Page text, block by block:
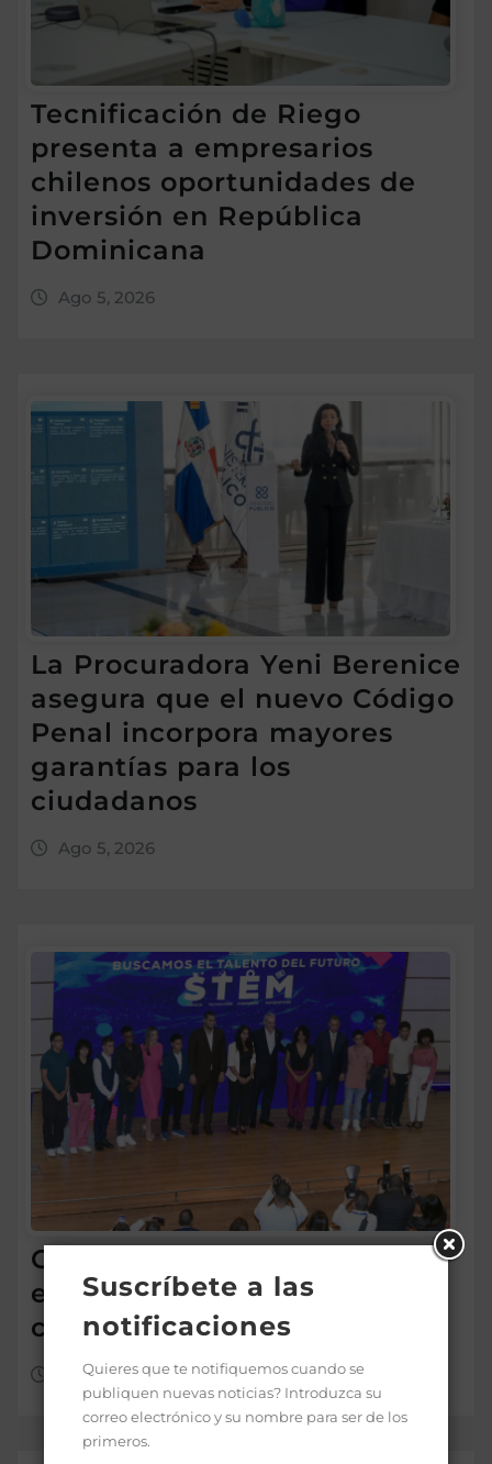
Tecnificación de Riego
presenta a empresarios
chilenos oportunidades de
inversión en República
Dominicana
Ago 5, 2026
La Procuradora Yeni Berenice
asegura que el nuevo Código
Penal incorpora mayores
garantías para los
ciudadanos
Ago 5, 2026
Gobierno premia a 170
estudiantes por méritos en
ciencias y tecnologías
Ago 4, 2026
Suscríbete a las
notificaciones
Quieres que te notifiquemos cuando se
publiquen nuevas noticias? Introduzca su
correo electrónico y su nombre para ser de los
primeros.